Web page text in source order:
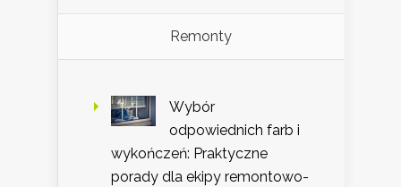
Remonty
Wybór
odpowiednich farb i
wykończeń: Praktyczne
porady dla ekipy remontowo-